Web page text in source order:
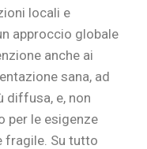
locali e
approccio globale
anche ai
sana, ad
diffusa, e, non
per le esigenze
fragile. Su tutto